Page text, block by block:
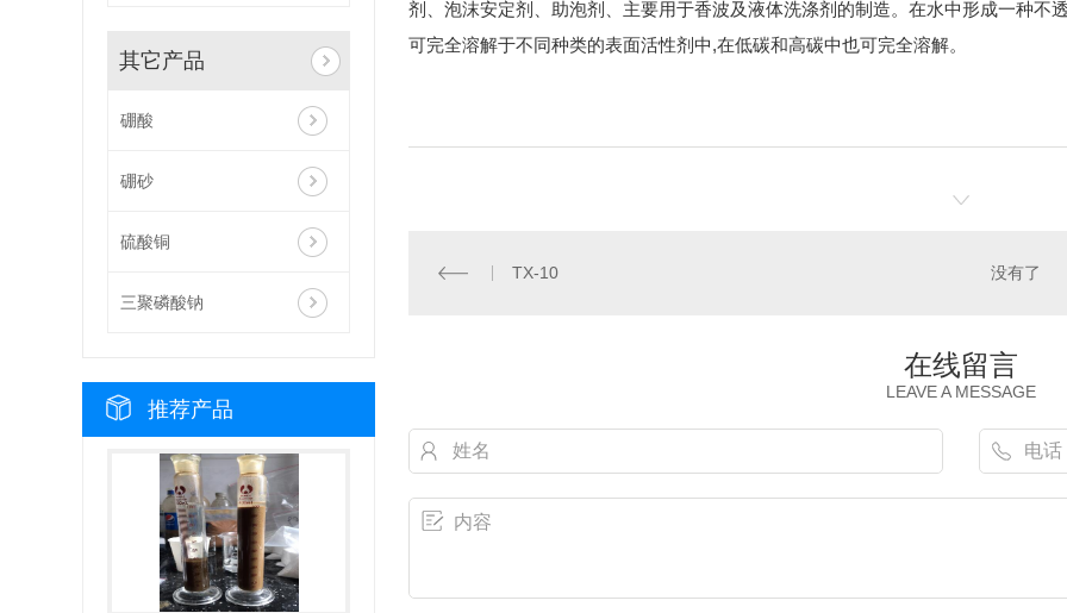
其它产品
硼酸
硼砂
硫酸铜
三聚磷酸钠
推荐产品
剂、泡沫安定剂、助泡剂、主要用于香波及液体洗涤剂的制造。在水中形成一种不
可完全溶解于不同种类的表面活性剂中,在低碳和高碳中也可完全溶解。
TX-10 没有了
在线留言
LEAVE A MESSAGE